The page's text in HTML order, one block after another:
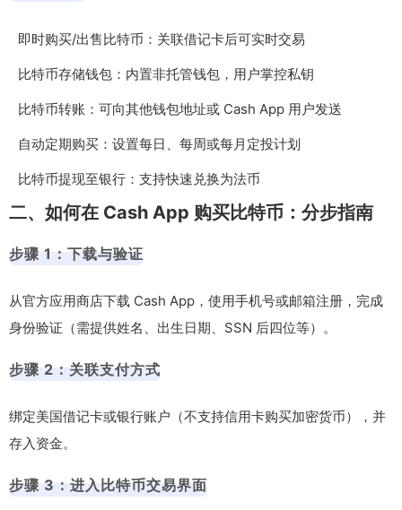
即时购买/出售比特币：关联借记卡后可实时交易
比特币存储钱包：内置非托管钱包，用户掌控私钥
比特币转账：可向其他钱包地址或 Cash App 用户发送
自动定期购买：设置每日、每周或每月定投计划
比特币提现至银行：支持快速兑换为法币
二、如何在 Cash App 购买比特币：分步指南
步骤 1：下载与验证
从官方应用商店下载 Cash App，使用手机号或邮箱注册，完成
身份验证（需提供姓名、出生日期、SSN 后四位等）。
步骤 2：关联支付方式
绑定美国借记卡或银行账户（不支持信用卡购买加密货币），并
存入资金。
步骤 3：进入比特币交易界面